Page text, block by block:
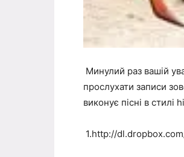
Минулий раз вашій
прослухати записи
виконує пісні в
1.http://